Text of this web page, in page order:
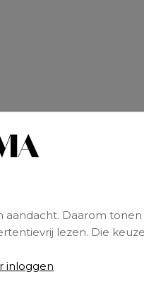
Daarom
lezen. Die
inloggen